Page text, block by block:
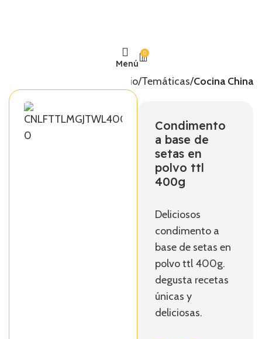
Menú
0
Inicio Temáticas Cocina China
Condimento
a base de
setas en
polvo ttl
400g
Deliciosos
condimento a
base de setas en
polvo ttl 400g.
degusta recetas
únicas y
deliciosas.